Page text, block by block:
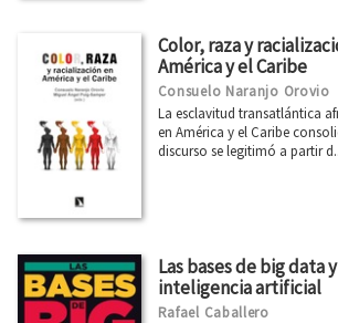
Color, raza y
América y el Caribe
Consuelo Naranjo Orovio
La esclavitud transatlántica
en América y el Caribe
discurso se legitimó a partir
Las bases de big data
inteligencia artificial
Rafael Caballero